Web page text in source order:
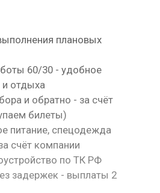
плановых
60/30 - удобное
и отдыха
и обратно - за счёт
билеты)
питание, спецодежда
счёт компании
по ТК РФ
задержек - выплаты 2